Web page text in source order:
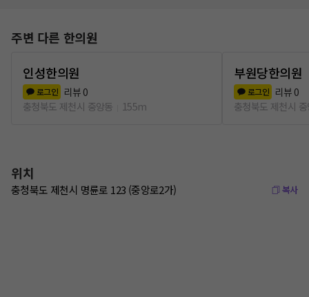
주변 다른 한의원
인성한의원
로그인 리뷰 0
충청북도 제천시 중앙동
155m
부원당한의원
로그인 리뷰 0
충청북도 제천시
위치
충청북도 제천시 명륜로 123 (중앙로2가) 복사